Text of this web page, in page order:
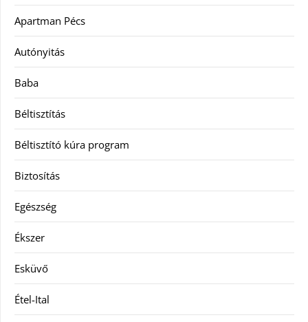
Apartman Pécs
Autónyitás
Baba
Béltisztítás
Béltisztító kúra program
Biztosítás
Egészség
Ékszer
Esküvő
Étel-Ital